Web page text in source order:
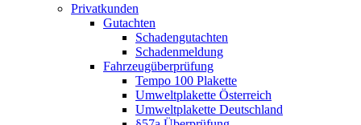
Privatkunden
Gutachten
Schadengutachten
Schadenmeldung
Fahrzeugüberprüfung
Tempo 100 Plakette
Umweltplakette Österreich
Umweltplakette Deutschland